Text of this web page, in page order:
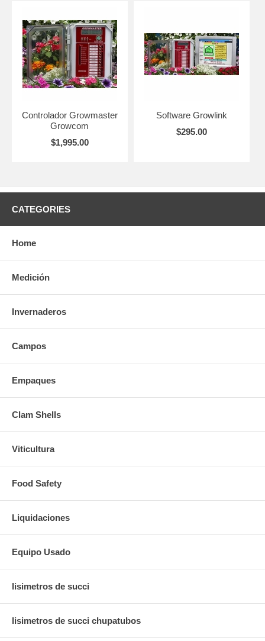
Controlador Growmaster
Growcom
$1,995.00
Software Growlink
$295.00
CATEGORIES
Home
Medición
Invernaderos
Campos
Empaques
Clam Shells
Viticultura
Food Safety
Liquidaciones
Equipo Usado
lisimetros de succi
lisimetros de succi chupatubos